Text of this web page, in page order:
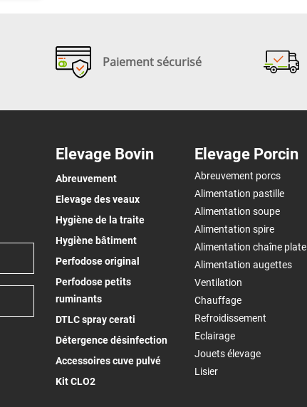
Paiement sécurisé
Elevage Bovin
Abreuvement
Elevage des veaux
Hygiène de la traite
Hygiène bâtiment
Perfodose original
Perfodose petits
ruminants
DTLC spray cerati
Détergence désinfection
Accessoires cuve pulvé
Kit CLO2
Elevage Porcin
Abreuvement porcs
Alimentation pastille
Alimentation soupe
Alimentation spire
Alimentation chaîne plate
Alimentation augettes
Ventilation
Chauffage
Refroidissement
Eclairage
Jouets élevage
Lisier